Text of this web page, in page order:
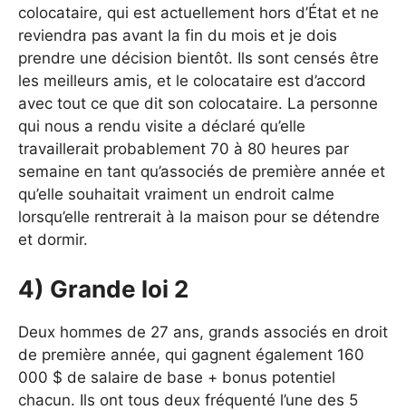
colocataire, qui est actuellement hors d’État et ne
reviendra pas avant la fin du mois et je dois
prendre une décision bientôt. Ils sont censés être
les meilleurs amis, et le colocataire est d’accord
avec tout ce que dit son colocataire. La personne
qui nous a rendu visite a déclaré qu’elle
travaillerait probablement 70 à 80 heures par
semaine en tant qu’associés de première année et
qu’elle souhaitait vraiment un endroit calme
lorsqu’elle rentrerait à la maison pour se détendre
et dormir.
4) Grande loi 2
Deux hommes de 27 ans, grands associés en droit
de première année, qui gagnent également 160
000 $ de salaire de base + bonus potentiel
chacun. Ils ont tous deux fréquenté l’une des 5